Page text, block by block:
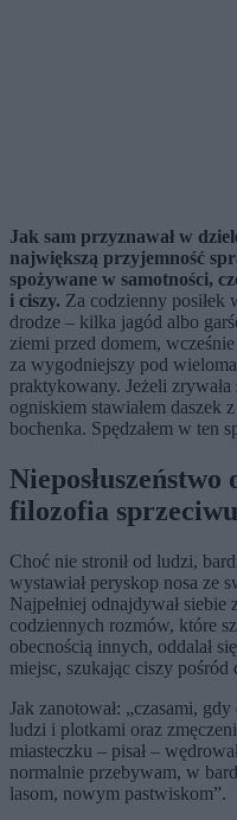
Jak sam przyznawał w
największą przyjemność
spożywane w samotności,
i ciszy. Za codzienny posiłek
drodze – kilka jagód albo
ziemi przed domem,
za wygodniejszy pod
praktykowany. Jeżeli
ogniskiem stawiałem daszek
bochenka. Spędzałem w ten
filozofia sprzeciwu
Choć nie stronił od ludzi,
wystawiał peryskop nosa ze
Najpełniej odnajdywał
codziennych rozmów, które
obecnością innych, oddalał
miejsc, szukając ciszy
Jak zanotował: „czasami,
ludzi i plotkami oraz
miasteczku – pisał –
normalnie przebywam, w
lasom, nowym pastwiskom”.